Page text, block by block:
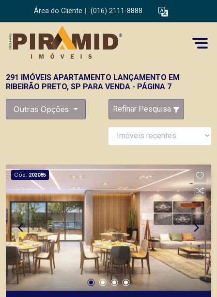
Área do Cliente (016) 2111-8888
291 IMÓVEIS APARTAMENTO LANÇAMENTO EM
RIBEIRÃO PRETO, SP PARA VENDA - PÁGINA 7
Outras Opções Refinar Pesquisa
Cód. 202085